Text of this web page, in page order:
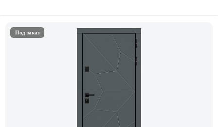
Под заказ